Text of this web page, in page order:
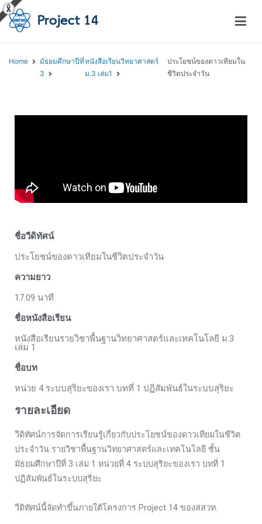
Home
มัธยมศึกษาปีที่
3
หนังสือเรียนวิทยาศาสตร์
ม.3 เล่ม1
ประโยชน์ของดาวเทียมใน
ชีวิตประจำวัน
ชื่อวีดิทัศน์
ประโยชน์ของดาวเทียมในชีวิตประจำวัน
ความยาว
17.09 นาที
ชื่อหนังสือเรียน
หนังสือเรียนรายวิชาพื้นฐานวิทยาศาสตร์และเทคโนโลยี ม.3
เล่ม 1
ชื่อบท
หน่วย 4 ระบบสุริยะของเรา บทที่ 1 ปฏิสัมพันธ์ในระบบสุริยะ
รายละเอียด
วีดิทัศน์การจัดการเรียนรู้เกี่ยวกับประโยชน์ของดาวเทียมในชีวิต
ประจำวัน รายวิชาพื้นฐานวิทยาศาสตร์และเทคโนโลยี ชั้น
มัธยมศึกษาปีที่ 3 เล่ม 1 หน่วยที่ 4 ระบบสุริยะของเรา บทที่ 1
ปฏิสัมพันธ์ในระบบสุริยะ
วีดิทัศน์นี้จัดทำขึ้นภายใต้โครงการ Project 14 ของสสวท.